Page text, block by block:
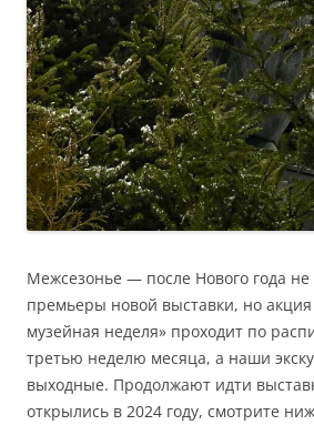
Межсезонье — после Нового года
премьеры новой выставки, но акция
музейная неделя» проходит по
третью неделю месяца, а наши
выходные. Продолжают идти
открылись в 2024 году, смотрите